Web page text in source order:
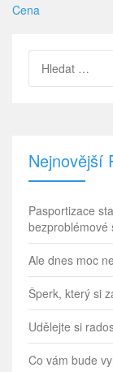
Cena
Nejnovější
Pasportizace
bezproblémové
Ale dnes moc ne
Šperk, který si
Udělejte si
Co vám bude